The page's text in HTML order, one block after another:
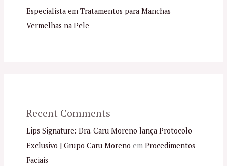
Especialista em Tratamentos para Manchas
Vermelhas na Pele
Recent Comments
Lips Signature: Dra. Caru Moreno lança Protocolo
Exclusivo | Grupo Caru Moreno em Procedimentos
Faciais